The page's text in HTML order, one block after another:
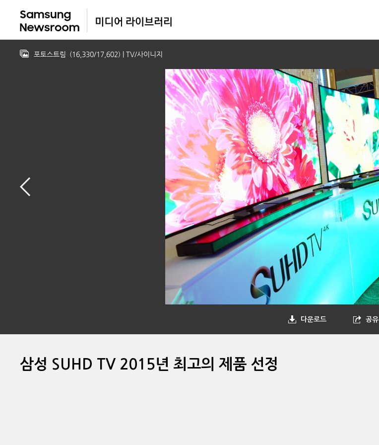
포토스트림 (16,330/17,602) | TV/사이니지
다운로드 공유
삼성 SUHD TV 2015년 최고의 제품 선정